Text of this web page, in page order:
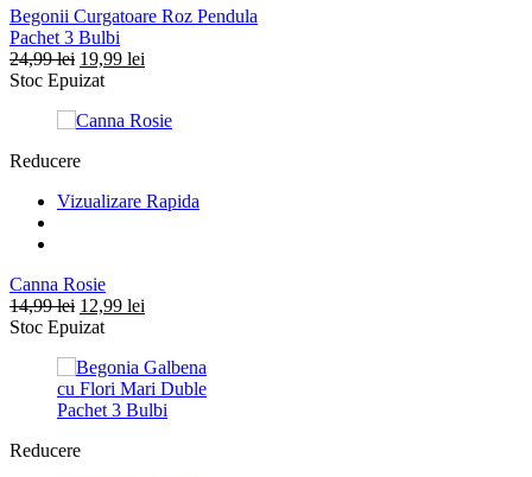
Begonii Curgatoare Roz Pendula
Pachet 3 Bulbi
24,99lei Prețul
inițial
fost:
19,99 lei
19,99 lei.
Stoc Epuizat
Reducere
Vizualizare Rapida
Canna Rosie
14,99lei Prețul
inițial
fost:
14,99 lei.
12,99 lei
12,99 lei.
Stoc Epuizat
Reducere